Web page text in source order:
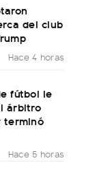
del club
Hace 4 horas
fútbol le
árbitro
terminó
Hace 5 horas